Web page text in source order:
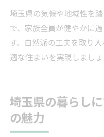
埼玉県の気候や地域性を
で、家族全員が健やかに
す。自然派の工夫を取り
適な住まいを実現しましょ
埼玉県の暮らし
の魅力